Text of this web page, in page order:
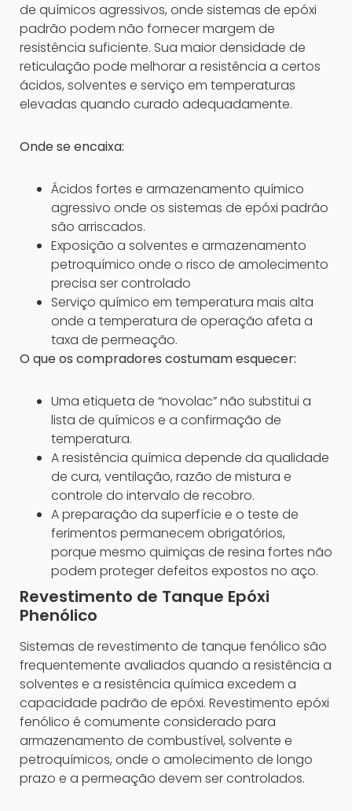
de químicos agressivos, onde sistemas de epóxi
padrão podem não fornecer margem de
resistência suficiente. Sua maior densidade de
reticulação pode melhorar a resistência a certos
ácidos, solventes e serviço em temperaturas
elevadas quando curado adequadamente.
Onde se encaixa:
Ácidos fortes e armazenamento químico
agressivo onde os sistemas de epóxi padrão
são arriscados.
Exposição a solventes e armazenamento
petroquímico onde o risco de amolecimento
precisa ser controlado
Serviço químico em temperatura mais alta
onde a temperatura de operação afeta a
taxa de permeação.
O que os compradores costumam esquecer:
Uma etiqueta de “novolac” não substitui a
lista de químicos e a confirmação de
temperatura.
A resistência química depende da qualidade
de cura, ventilação, razão de mistura e
controle do intervalo de recobro.
A preparação da superfície e o teste de
ferimentos permanecem obrigatórios,
porque mesmo quimiças de resina fortes não
podem proteger defeitos expostos no aço.
Revestimento de Tanque Epóxi
Phenólico
Sistemas de revestimento de tanque fenólico são
frequentemente avaliados quando a resistência a
solventes e a resistência química excedem a
capacidade padrão de epóxi. Revestimento epóxi
fenólico é comumente considerado para
armazenamento de combustível, solvente e
petroquímicos, onde o amolecimento de longo
prazo e a permeação devem ser controlados.